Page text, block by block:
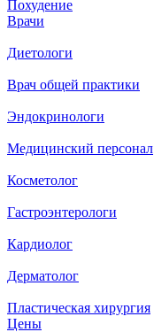
Похудение
Врачи
Диетологи
Врач общей практики
Эндокринологи
Медицинский персонал
Косметолог
Гастроэнтерологи
Кардиолог
Дерматолог
Пластическая хирургия
Цены